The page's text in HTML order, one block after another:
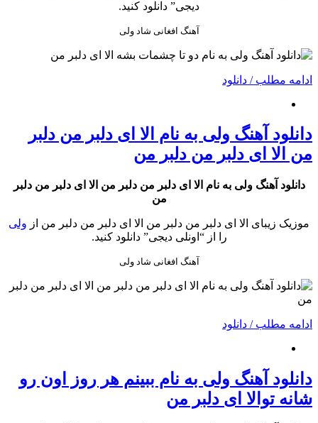
دیجی” دانلود کنید.
آهنگ افغانی شاد ولی
ادامه مطلب / دانلود
دانلود آهنگ ولی به نام الا ای دلبر من دلبر
من الا ای دلبر من دلبر من
دانلود آهنگ ولی به نام الا ای دلبر من دلبر من الا ای دلبر من دلبر
من
موزیک زیبای الا ای دلبر من دلبر من الا ای دلبر من دلبر من از ولی
را از “اونلی دیجی” دانلود کنید.
آهنگ افغانی شاد ولی
ادامه مطلب / دانلود
دانلود آهنگ ولی به نام ببینم هر روز اون رو
شانه توالا ای دلبر من